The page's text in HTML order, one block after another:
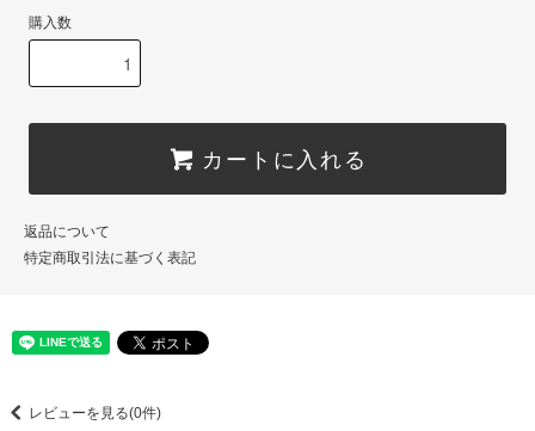
購入数
カートに入れる
返品について
特定商取引法に基づく表記
レビューを見る(0件)